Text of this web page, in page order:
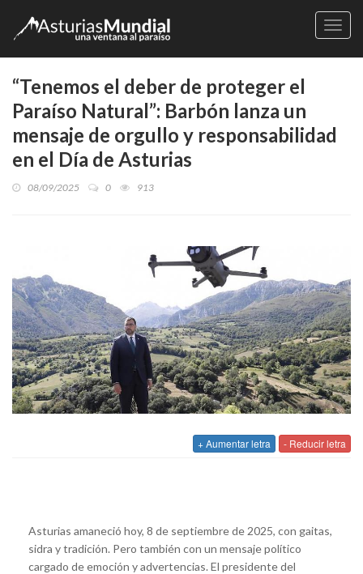
“Tenemos el deber de proteger el
Paraíso Natural”: Barbón lanza un
mensaje de orgullo y responsabilidad
en el Día de Asturias
08/09/2025 0 913
+ Aumentar letra - Reducir letra
Asturias amaneció hoy, 8 de septiembre de 2025, con gaitas,
sidra y tradición. Pero también con un mensaje político
cargado de emoción y advertencias. El presidente del